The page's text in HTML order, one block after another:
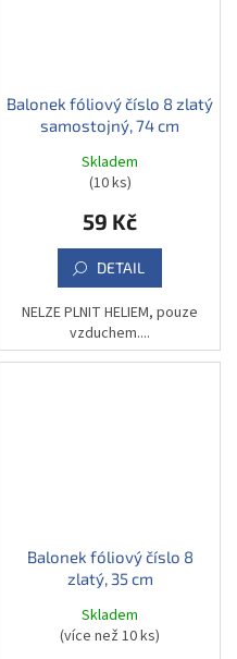
Balonek fóliový číslo 8 zlatý
samostojný, 74 cm
Skladem
(10 ks)
59 Kč
DETAIL
NELZE PLNIT HELIEM, pouze
vzduchem....
Balonek fóliový číslo 8
zlatý, 35 cm
Skladem
(více než 10 ks)